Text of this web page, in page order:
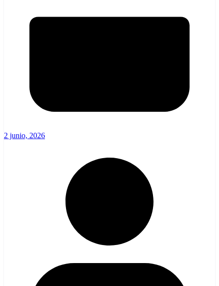
2 junio, 2026